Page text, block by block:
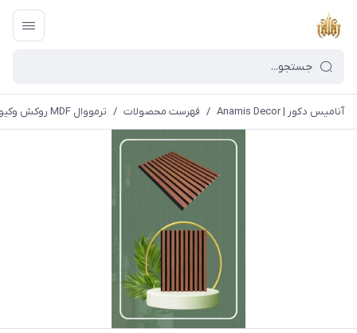
آنامیس دکور | Anamis Decor / فهرست محصولات / ترمووال MDF روکش وکیوم کد W5054